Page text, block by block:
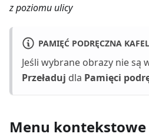
z poziomu ulicy
PAMIĘĆ PODRĘCZNA
Jeśli wybrane obrazy nie są
Przeładuj dla Pamięci
Menu